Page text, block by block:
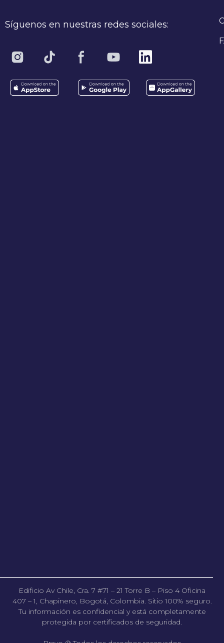
Síguenos en nuestras redes sociales:
Edificio Av Chile, Cra. 7 #71 – 21 Torre B – Piso 4 Oficina
407 – 1, Chapinero, Bogotá, Colombia. Sitio 100% seguro.
Tu información es confidencial y está completamente
protegida por certificados de seguridad.